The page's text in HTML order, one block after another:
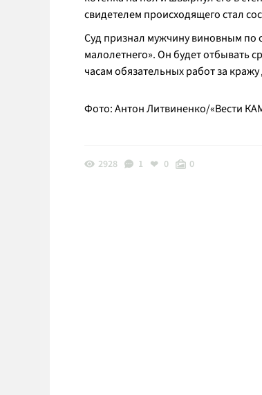
свидетелем происходящего стал
Суд признал мужчину виновным по
малолетнего». Он будет отбывать
часам обязательных работ за
Фото: Антон Литвиненко/«Вести
2928 1 0 0